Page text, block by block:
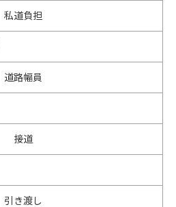
私道負担
道路幅員
接道
引き渡し